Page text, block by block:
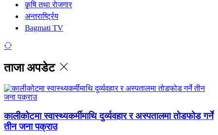
कृृषि तथा राेजगार
अन्तरार्ष्ट्रिय
Bagmati TV
ताजा अपडेट
कालीकोटमा स्वास्थ्यकर्मीमाथि दुर्व्यवहार र अस्पतालमा तोडफोड गर्ने
तीन जना पक्राउ